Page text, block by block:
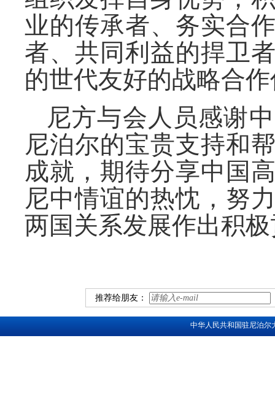
业的传承者、务实合
者、共同利益的捍卫
的世代友好的战略合
尼方与会人员感谢
尼泊尔的宝贵支持和
成就，期待分享中国
尼中情谊的热忱，努
两国关系发展作出积
推荐给朋友：
中华人民共和国驻尼泊尔